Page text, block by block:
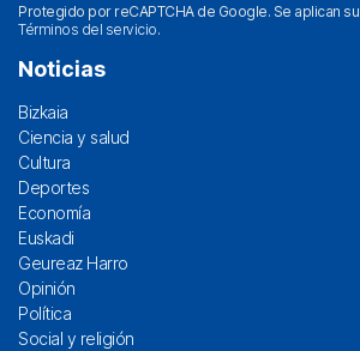
Protegido por reCAPTCHA de Google. Se aplican su
Términos del servicio.
Noticias
Bizkaia
Ciencia y salud
Cultura
Deportes
Economía
Euskadi
Geureaz Harro
Opinión
Política
Social y religión